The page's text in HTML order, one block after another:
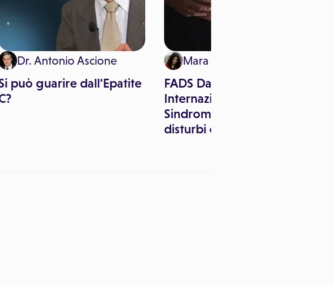
Dr. Antonio Ascione
può guarire dall'Epatite
Mara Pitari
FADS Day, la Giornata
Internazionale della
Sindrome Feto Alcolica e
disturbi correlati